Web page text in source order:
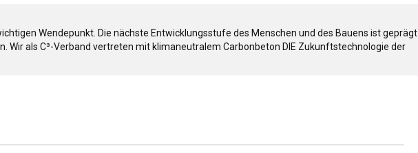
Wendepunkt. Die nächste Entwicklungsstufe des Menschen und des Bauens ist geprägt
Wir als C³-Verband vertreten mit klimaneutralem Carbonbeton DIE Zukunftstechnologie der